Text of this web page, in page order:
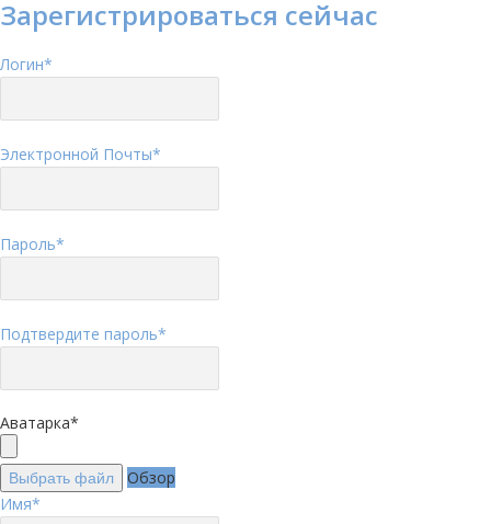
Зарегистрироваться сейчас
Логин*
Электронной Почты*
Пароль*
Подтвердите пароль*
Аватарка*
Выбрать файл
Обзор
Имя*